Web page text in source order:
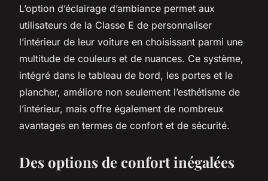
L’option d’éclairage d’ambiance permet aux
utilisateurs de la Classe E de personnaliser
l’intérieur de leur voiture en choisissant parmi une
multitude de couleurs et de nuances. Ce système,
intégré dans le tableau de bord, les portes et le
plancher, améliore non seulement l’esthétisme de
l’intérieur, mais offre également de nombreux
avantages en termes de confort et de sécurité.
Des options de confort inégalées